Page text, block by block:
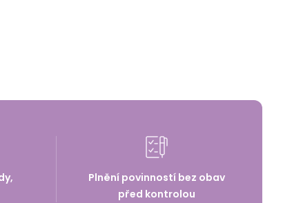
Plnění povinností bez obav
před kontrolou